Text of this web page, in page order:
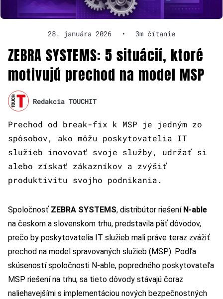
28. januára 2026 • 3m čítanie
ZEBRA SYSTEMS: 5 situácií, ktoré
motivujú prechod na model MSP
Redakcia TOUCHIT
Prechod od break-fix k MSP je jedným zo
spôsobov, ako môžu poskytovatelia IT
služieb inovovať svoje služby, udržať si
alebo získať zákazníkov a zvýšiť
produktivitu svojho podnikania.
Spoločnosť ZEBRA SYSTEMS, distribútor riešení N-able
na českom a slovenskom trhu, predstavila päť dôvodov,
prečo by poskytovatelia IT služieb mali práve teraz zvážiť
prechod na model spravovaných služieb (MSP). Podľa
skúseností spoločnosti N-able, popredného poskytovateľa
MSP riešení na trhu, sa tieto dôvody stávajú čoraz
naliehavejšími s implementáciou nových bezpečnostných